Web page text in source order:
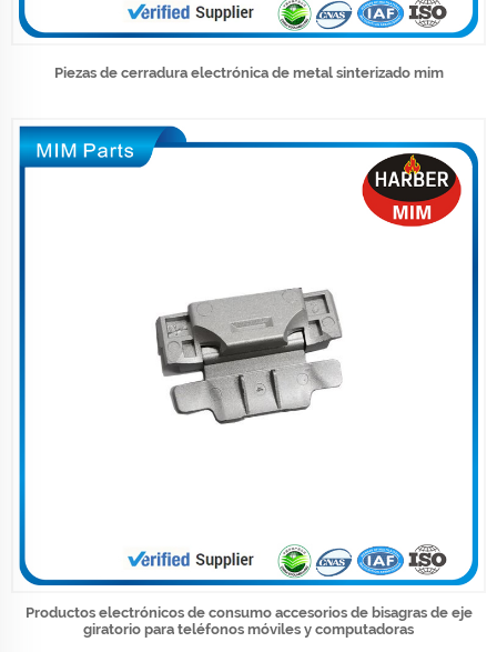
Piezas de cerradura electrónica de metal sinterizado mim
Productos electrónicos de consumo accesorios de bisagras de eje
giratorio para teléfonos móviles y computadoras